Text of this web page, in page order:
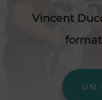
Vincent
UN